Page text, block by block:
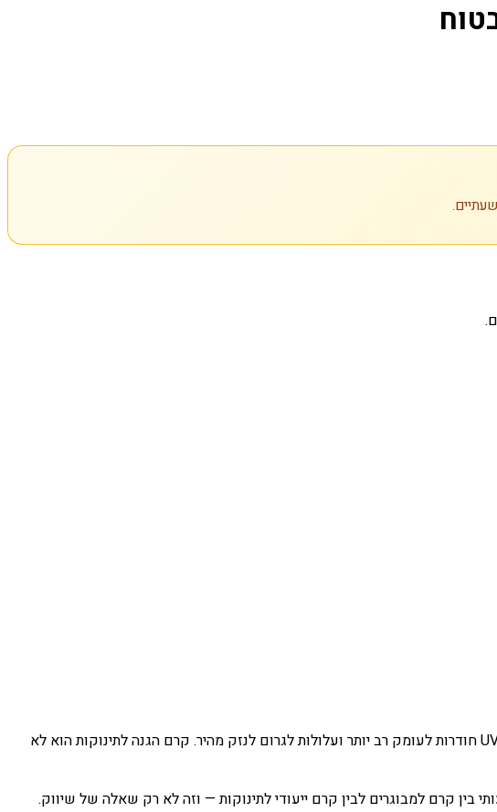
עור התינוק רך, עדין ופגיע בהרבה יותר מעור המבוגר. שכבת המגן הטבעית שלו עדיין לא מפותחת במלואה, מה שאומר שקרני UV חודרות לעומק רב יותר ועלולות לגרום לנזק מהיר. קרם הגנה לתינוקות הוא לא
קרם למבוגרים לבין קרם ייעודי לתינוקות — וזה לא רק שאלה של שיווק.